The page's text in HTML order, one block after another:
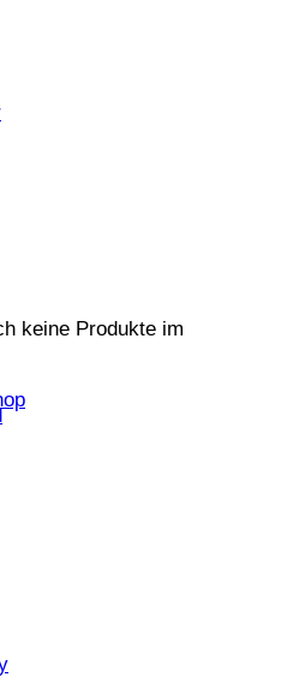
keine Produkte im